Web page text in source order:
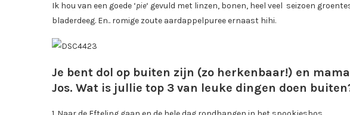
Ik hou van een goede ‘pie‘ gevuld met linzen, bonen, heel veel seizoen
bladerdeeg. En.. romige zoute aardappelpuree ernaast hihi.
Je bent dol op buiten zijn (zo herkenbaar!) en
Jos. Wat is jullie top 3 van leuke dingen doen